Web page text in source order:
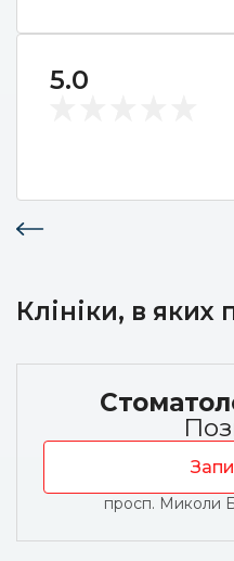
5.0
Клініки, в яких
просп. Миколи